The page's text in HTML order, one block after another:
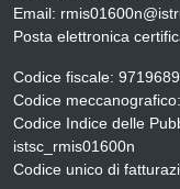
Email:
Posta elettronica
Codice fiscale:
Codice meccanografico:
Codice Indice delle
istsc_rmis01600n
Codice unico di